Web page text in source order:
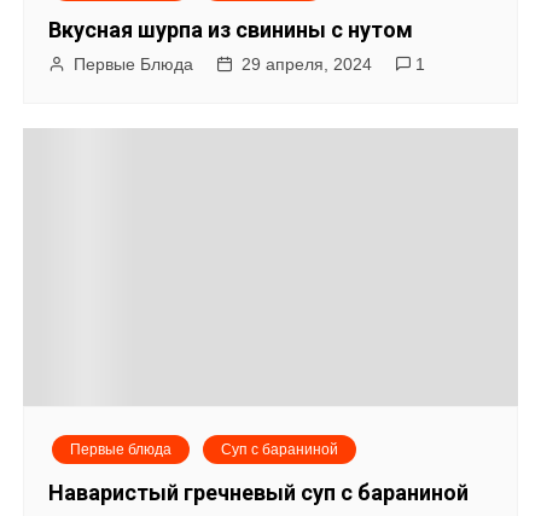
Вкусная шурпа из свинины с нутом
Первые Блюда 29 апреля, 2024 1
Первые блюда Суп с бараниной
Наваристый гречневый суп с бараниной